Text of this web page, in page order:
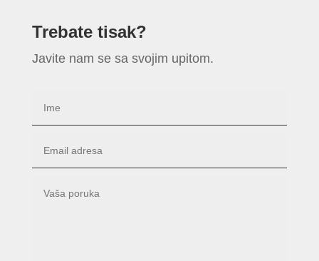
Trebate tisak?
Javite nam se sa svojim upitom.